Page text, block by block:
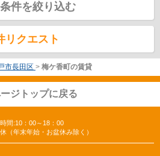
件を絞り込む
リクエスト
市長田区 > 梅ケ香町の賃貸
ジトップに戻る
間:10：00～18：00
（年末年始・お盆休み除く）